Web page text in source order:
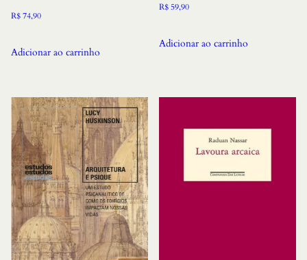
R$74,90
Adicionar ao carrinho
R$59,90
Adicionar ao carrinho